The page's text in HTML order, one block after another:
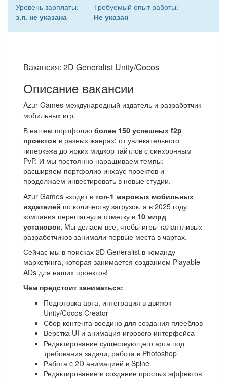
Уровень зарплаты:
з.п. не указана
Требуемый опыт работы:
Не указан
Вакансия: 2D Generalist Unity/Cocos
Описание вакансии
Azur Games международный издатель и разработчик
мобильных игр.
В нашем портфолио более 150 успешных f2p
проектов в разных жанрах: от увлекательного
гиперкэжа до ярких мидкор тайтлов с синхронным
PvP. И мы постоянно наращиваем темпы:
расширяем портфолио инхаус проектов и
продолжаем инвестировать в новые студии.
Azur Games входит в топ-1 мировых мобильных
издателей по количеству загрузок, а в 2025 году
компания перешагнула отметку в 10 млрд
установок. Мы делаем все, чтобы игры талантливых
разработчиков занимали первые места в чартах.
Сейчас мы в поисках 2D Generalist в команду
маркетинга, которая занимается созданием Playable
ADs для наших проектов!
Чем предстоит заниматься:
Подготовка арта, интеграция в движок
Unity/Cocos Creator
Сбор контента воедино для создания плееблов
Верстка UI и анимация игрового интерфейса
Редактирование существующего арта под
требования задачи, работа в Photoshop
Работа c 2D анимацией в Spine
Редактирование и создание простых эффектов